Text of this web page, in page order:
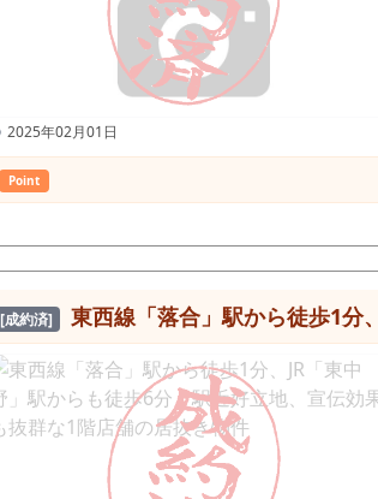
2025年02月01日
Point
[成約済] 東西線「落合」駅から徒歩1分